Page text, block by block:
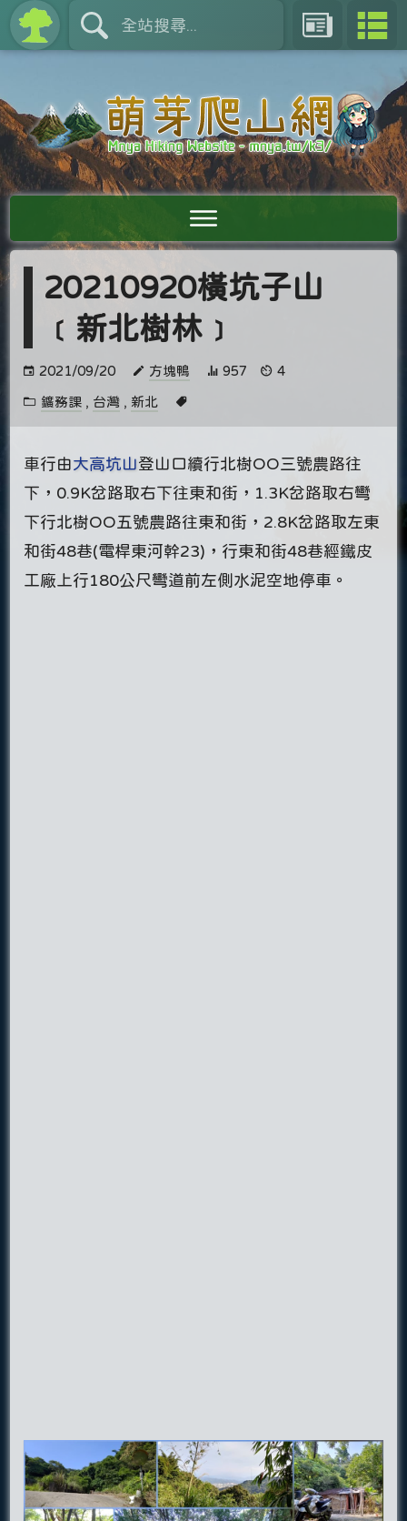
20210920橫坑子山
﹝新北樹林﹞
2021/09/20 方塊鴨 957 4
鑛務課 , 台灣 , 新北
車行由大高坑山登山口續行北樹OO三號農路往
下，0.9K岔路取右下往東和街，1.3K岔路取右彎
下行北樹OO五號農路往東和街，2.8K岔路取左東
和街48巷(電桿東河幹23)，行東和街48巷經鐵皮
工廠上行180公尺彎道前左側水泥空地停車。